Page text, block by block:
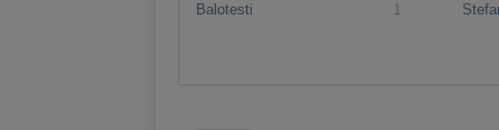
Balotesti 1